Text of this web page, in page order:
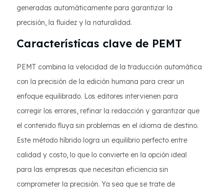
generadas automáticamente para garantizar la
precisión, la fluidez y la naturalidad.
Características clave de PEMT
PEMT combina la velocidad de la traducción automática
con la precisión de la edición humana para crear un
enfoque equilibrado. Los editores intervienen para
corregir los errores, refinar la redacción y garantizar que
el contenido fluya sin problemas en el idioma de destino.
Este método híbrido logra un equilibrio perfecto entre
calidad y costo, lo que lo convierte en la opción ideal
para las empresas que necesitan eficiencia sin
comprometer la precisión. Ya sea que se trate de